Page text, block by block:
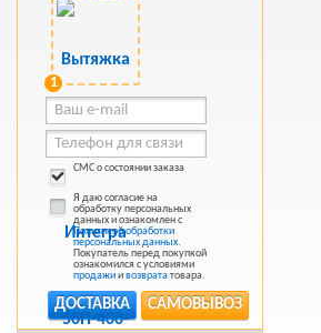
1
СМС о состоянии заказа
Я даю согласие на
обработку персональных
данных и ознакомлен с
Политикой обработки
персональных данных.
Покупатель перед покупкой
ознакомился с условиями
продажиивозврататовара.
САМОВЫВОЗ
ДОСТАВКА